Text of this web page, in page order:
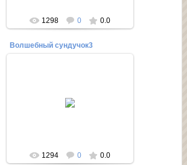
1298 0 0.0
Волшебный сундучок3
На фото Родионова Марина.
Фото Ольги Зарецкой
1294 0 0.0